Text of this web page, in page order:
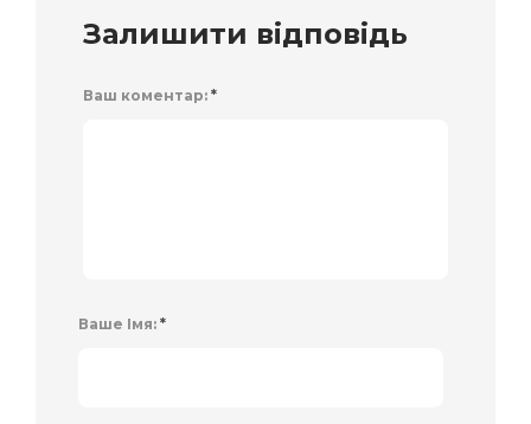
Залишити відповідь
Ваш коментар: *
Ваше Імя: *